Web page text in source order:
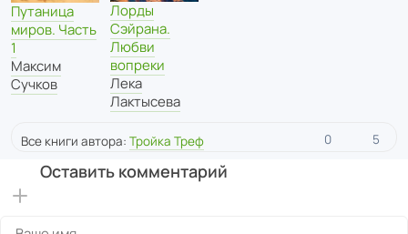
Путаница
миров. Часть
1
Максим
Сучков
Лорды
Сэйрана.
Любви
вопреки
Лека
Лактысева
Все книги автора: Тройка Треф 0 5
Оставить комментарий